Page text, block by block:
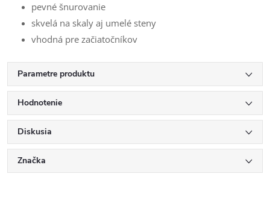
pevné šnurovanie
skvelá na skaly aj umelé steny
vhodná pre začiatočníkov
Parametre produktu
Hodnotenie
Diskusia
Značka